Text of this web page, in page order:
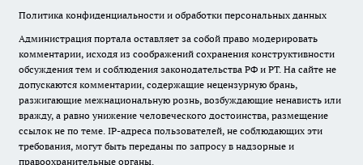
Политика конфиденциальности и обработки персональных данных
Администрация портала оставляет за собой право модерировать
комментарии, исходя из соображений сохранения конструктивности
обсуждения тем и соблюдения законодательства РФ и РТ. На сайте не
допускаются комментарии, содержащие нецензурную брань,
разжигающие межнациональную рознь, возбуждающие ненависть или
вражду, а равно унижение человеческого достоинства, размещение
ссылок не по теме. IP-адреса пользователей, не соблюдающих эти
требования, могут быть переданы по запросу в надзорные и
правоохранительные органы.